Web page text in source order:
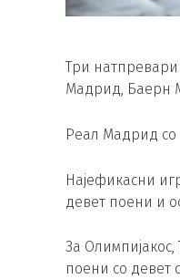
Три натпревари
Мадрид, Баерн
Реал Мадрид со
Најефикасни
девет поени и
За
поени со девет